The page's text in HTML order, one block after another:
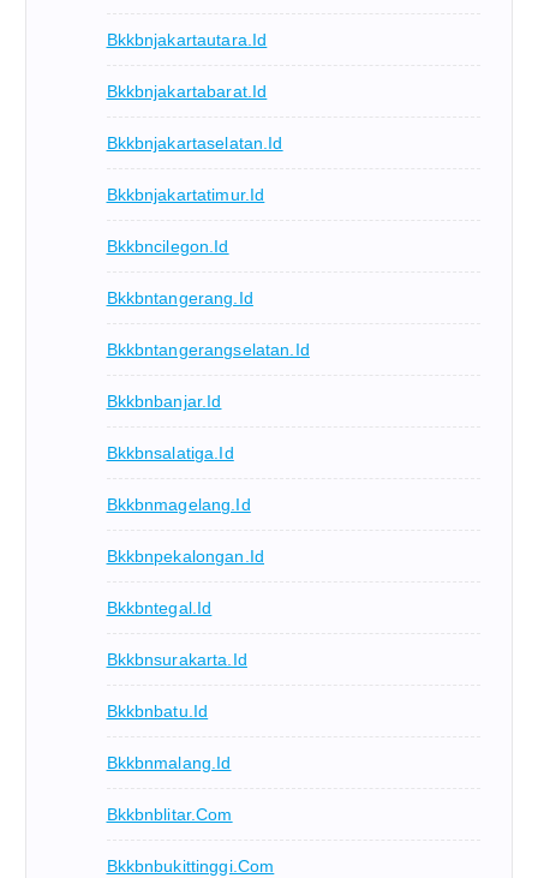
Bkkbnjakartautara.id
Bkkbnjakartabarat.id
Bkkbnjakartaselatan.id
Bkkbnjakartatimur.id
Bkkbncilegon.id
Bkkbntangerang.id
Bkkbntangerangselatan.id
Bkkbnbanjar.id
Bkkbnsalatiga.id
Bkkbnmagelang.id
Bkkbnpekalongan.id
Bkkbntegal.id
Bkkbnsurakarta.id
Bkkbnbatu.id
Bkkbnmalang.id
Bkkbnblitar.com
Bkkbnbukittinggi.com